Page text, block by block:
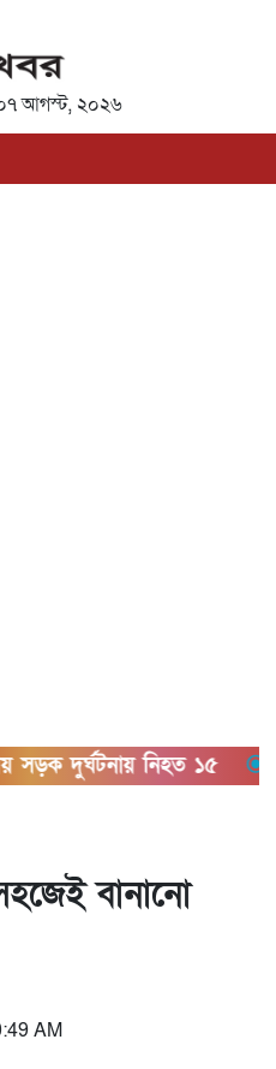
আগস্ট, ২০২৬
নিহত ১৫
বানানো
AM